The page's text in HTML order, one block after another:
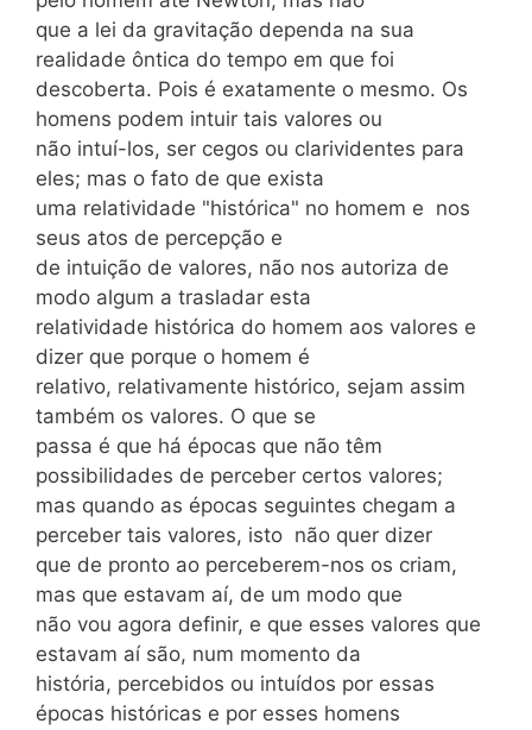
que a lei da gravitação dependa na sua
realidade ôntica do tempo em que foi
descoberta. Pois é exatamente o mesmo. Os
homens podem intuir tais valores ou
não intuí-los, ser cegos ou clarividentes para
eles; mas o fato de que exista
uma relatividade "histórica" no homem e nos
seus atos de percepção e
de intuição de valores, não nos autoriza de
modo algum a trasladar esta
relatividade histórica do homem aos valores e
dizer que porque o homem é
relativo, relativamente histórico, sejam assim
também os valores. O que se
passa é que há épocas que não têm
possibilidades de perceber certos valores;
mas quando as épocas seguintes chegam a
perceber tais valores, isto não quer dizer
que de pronto ao perceberem-nos os criam,
mas que estavam aí, de um modo que
não vou agora definir, e que esses valores que
estavam aí são, num momento da
história, percebidos ou intuídos por essas
épocas históricas e por esses homens